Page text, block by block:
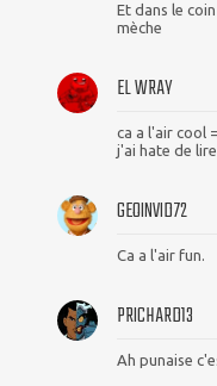
Et dans le
mèche
EL WRAY
ca a l'air cool
j'ai hate de
GEOINVID72
Ca a l'air fun.
PRICHARD13
Ah punaise